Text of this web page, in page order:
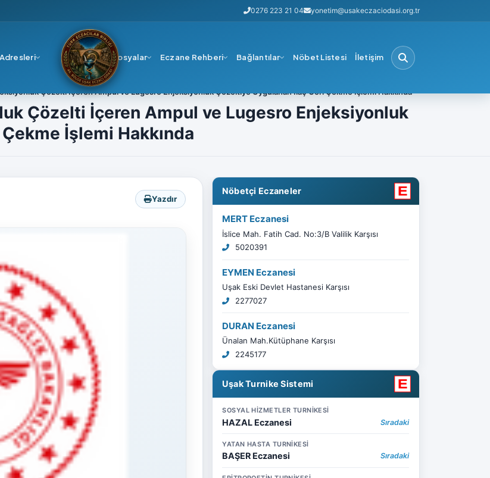
0276 223 21 04 yonetim@usakeczaciodasi.org.tr
Dosyalar Eczane Rehberi Bağlantılar Nöbet Listesi İletişim
Çözelti İçeren Ampul ve Lugesro Enjeksiyonluk Çözeltiye Uygulanan İlaç Geri Çekme İşlemi Hakkında
Çözelti İçeren Ampul ve Lugesro Enjeksiyonluk
İşlemi Hakkında
Yazdır
Nöbetçi Eczaneler
MERT Eczanesi
İslice Mah. Fatih Cad. No:3/B Valilik Karşısı
5020391
EYMEN Eczanesi
Uşak Eski Devlet Hastanesi Karşısı
2277027
DURAN Eczanesi
Ünalan Mah.Kütüphane Karşısı
2245177
Uşak Turnike Sistemi
SOSYAL HİZMETLER TURNİKESİ
HAZAL Eczanesi Sıradaki
YATAN HASTA TURNİKESİ
BAŞER Eczanesi Sıradaki